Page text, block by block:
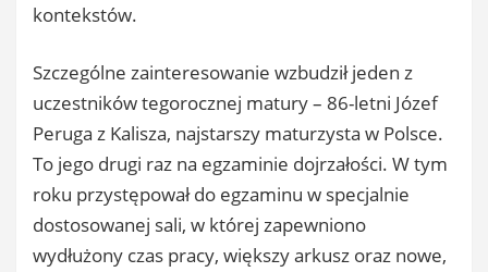
kontekstów.
Szczególne zainteresowanie wzbudził jeden z
uczestników tegorocznej matury – 86-letni Józef
Peruga z Kalisza, najstarszy maturzysta w Polsce.
To jego drugi raz na egzaminie dojrzałości. W tym
roku przystępował do egzaminu w specjalnie
dostosowanej sali, w której zapewniono
wydłużony czas pracy, większy arkusz oraz nowe,